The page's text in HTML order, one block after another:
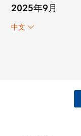
2025年9月
中文